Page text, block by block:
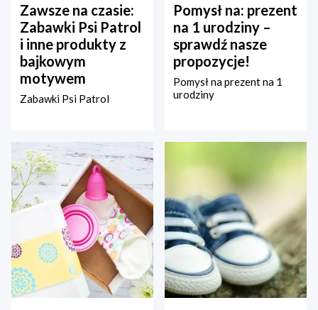
Zawsze na czasie:
Zabawki Psi Patrol
i inne produkty z
bajkowym
motywem
Zabawki Psi Patrol
Pomysł na: prezent
na 1 urodziny –
sprawdź nasze
propozycje!
Pomysł na prezent na 1
urodziny